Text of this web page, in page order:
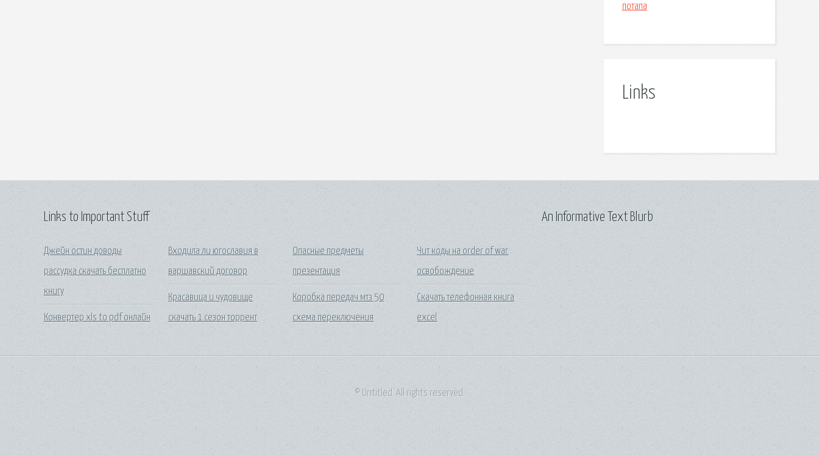
потапа
Links
Links to Important Stuff
Джейн остин доводы
рассудка скачать бесплатно
книгу
Конвертер xls to pdf онлайн
Входила ли югославия в
варшавский договор
Красавица и чудовище
скачать 1 сезон торрент
Опасные предметы
презентация
Коробка передач мтз 50
схема переключения
Чит коды на order of war
освобождение
Скачать телефонная книга
excel
An Informative Text Blurb
© Untitled. All rights reserved.